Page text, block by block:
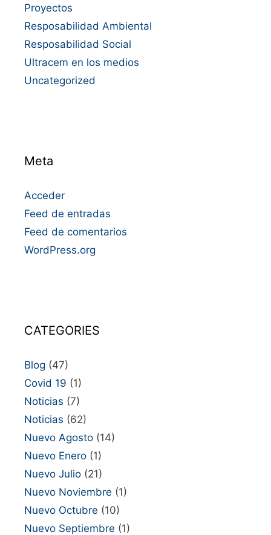
Proyectos
Resposabilidad Ambiental
Resposabilidad Social
Ultracem en los medios
Uncategorized
Meta
Acceder
Feed de entradas
Feed de comentarios
WordPress.org
CATEGORIES
Blog (47)
Covid 19 (1)
Noticias (7)
Noticias (62)
Nuevo Agosto (14)
Nuevo Enero (1)
Nuevo Julio (21)
Nuevo Noviembre (1)
Nuevo Octubre (10)
Nuevo Septiembre (1)